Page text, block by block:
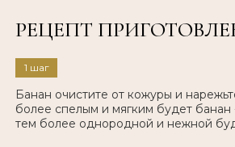
РЕЦЕПТ
Банан очистите от кожуры и
более спелым и мягким будет
тем более однородной и нежной
1 шаг